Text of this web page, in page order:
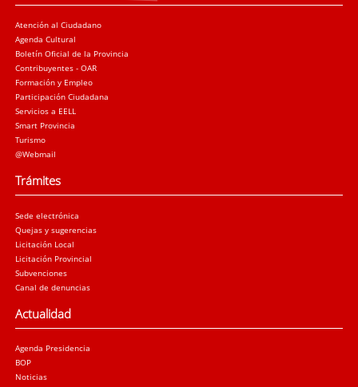
Atención al Ciudadano
Agenda Cultural
Boletín Oficial de la Provincia
Contribuyentes - OAR
Formación y Empleo
Participación Ciudadana
Servicios a EELL
Smart Provincia
Turismo
@Webmail
Trámites
Sede electrónica
Quejas y sugerencias
Licitación Local
Licitación Provincial
Subvenciones
Canal de denuncias
Actualidad
Agenda Presidencia
BOP
Noticias